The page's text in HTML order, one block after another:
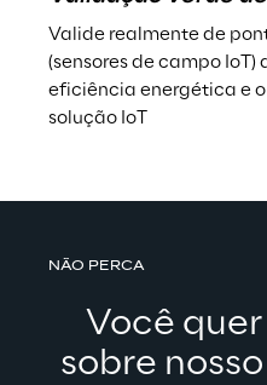
Valide realmente de
(sensores de campo
eficiência energética e
solução IoT
NÃO PERCA
Você
sobre